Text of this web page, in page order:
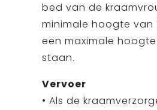
bed van de
minimale hoogte van
een maximale
staan.
Vervoer
• Als de